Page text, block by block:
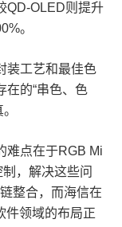
QD-OLED则提升
。
装工艺和最佳色
在的“串色、色
难点在于RGB Mi
，解决这些问
整合，而海信在
件领域的布局正